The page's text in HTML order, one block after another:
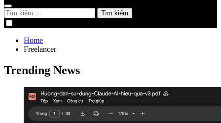
Tìm
kiếm
cho:
Home
Freelancer
Trending News